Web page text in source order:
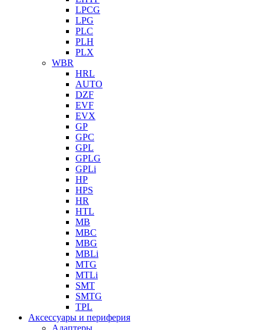
LPCG
LPG
PLC
PLH
PLX
WBR
HRL
AUTO
DZF
EVF
EVX
GP
GPC
GPL
GPLG
GPLi
HP
HPS
HR
HTL
MB
MBC
MBG
MBLi
MTG
MTLi
SMT
SMTG
TPL
Аксессуары и периферия
Адаптеры